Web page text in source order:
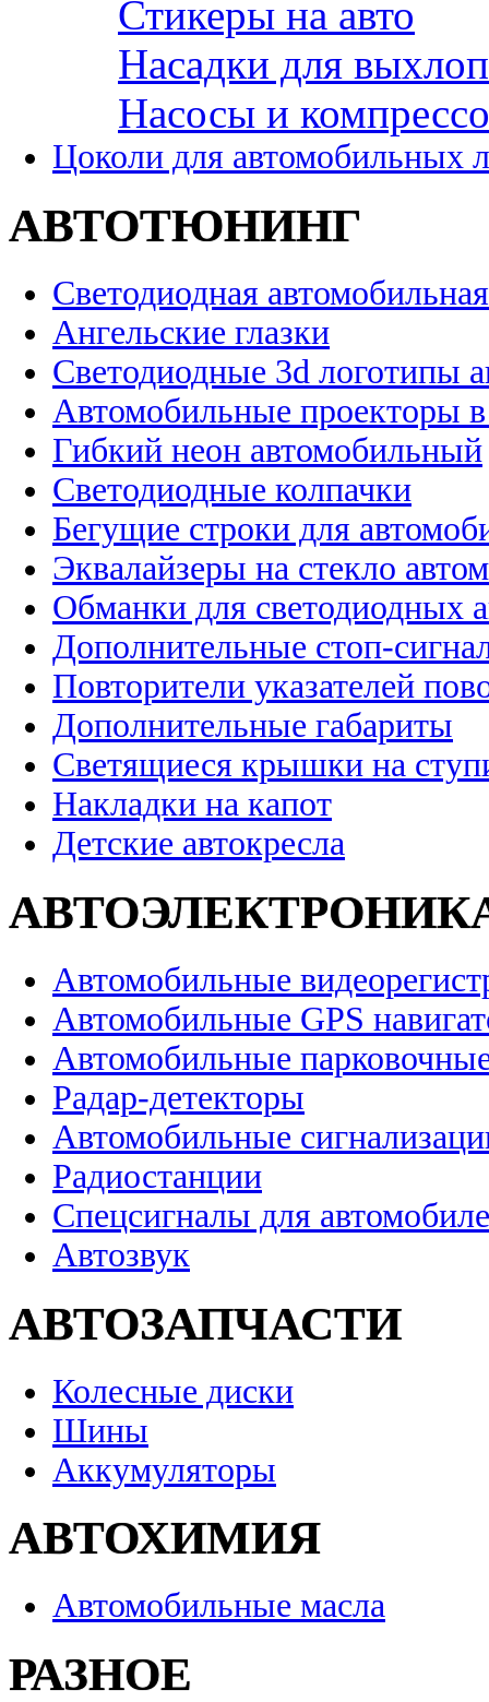
Стикеры на авто
Насадки для
Насосы и
Цоколи для автомобильных
АВТОТЮНИНГ
Светодиодная
Ангельские глазки
Светодиодные 3d логотипы
Автомобильные проекторы
Гибкий неон автомобильный
Светодиодные колпачки
Бегущие строки для
Эквалайзеры на стекло
Обманки для светодиодных
Дополнительные стоп-
Повторители указателей
Дополнительные габариты
Светящиеся крышки на
Накладки на капот
Детские автокресла
Автомобильные
Автомобильные GPS
Автомобильные
Радар-детекторы
Автомобильные
Радиостанции
Спецсигналы для
Автозвук
АВТОЗАПЧАСТИ
Колесные диски
Шины
Аккумуляторы
АВТОХИМИЯ
Автомобильные масла
РАЗНОЕ